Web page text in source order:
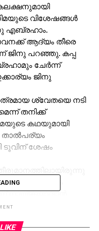
കലക്ഷനുമായി
വിശേഷങ്ങള്‍
എബ്രഹാം.
ആദ്യം തീരെ
ജിനു പറഞ്ഞു. കപ്പ
ചേര്‍ന്ന്
ജിനു
ശ്വേതയെ നടി
തനിക്ക്
കഥയുമായി
താല്‍പര്യം
ടൂവിന് ശേഷം
കൃഷ്ണപ്രഭയും
നായികയാവാന്‍
പറഞ്ഞു.
പല സമയങ്ങളിലും